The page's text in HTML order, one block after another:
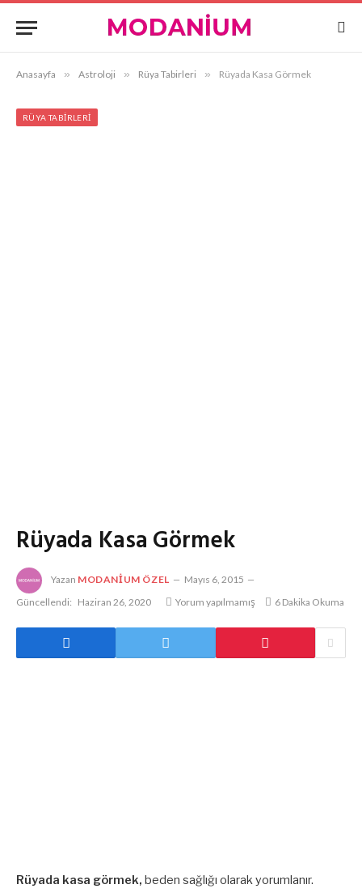
Anasayfa » Astroloji » Rüya Tabirleri » Rüyada Kasa Görmek
RÜYA TABIRLERI
Rüyada Kasa Görmek
Yazan MODANIUM ÖZEL
Mayıs 6, 2015
Güncellendi: Haziran 26, 2020 Yorum yapılmamış 6 Dakika Okuma
Rüyada kasa görmek, beden sağlığı olarak yorumlanır.